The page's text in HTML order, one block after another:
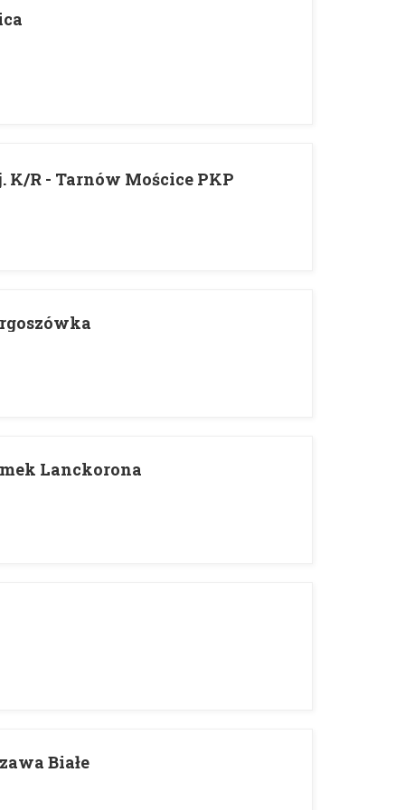
K/R - Tarnów Mościce PKP
Lanckorona
Białe